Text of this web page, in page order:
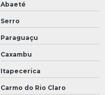
Abaeté
Serro
Paraguaçu
Caxambu
Itapecerica
Carmo do Rio Claro